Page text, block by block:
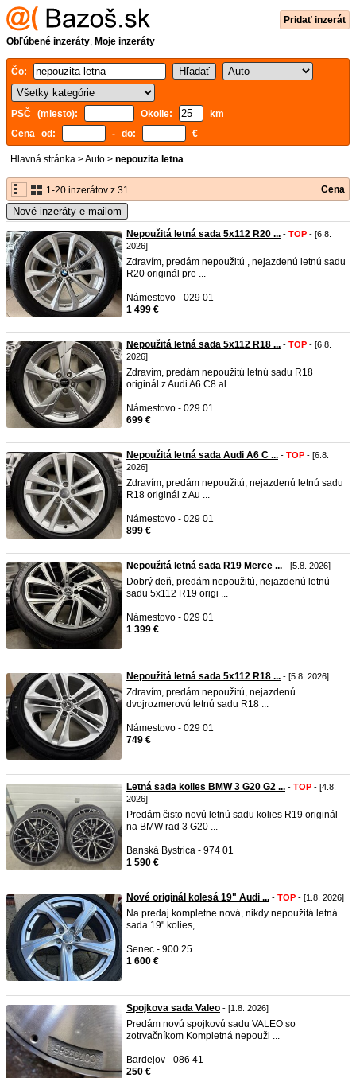
Pridať inzerát
Obľúbené inzeráty, Moje inzeráty
Čo:
PSČ (miesto): Okolie:
km
Cena od:
- do: €
Hlavná stránka >Auto > nepouzita letna
1-20 inzerátov z 31 Cena
Nové inzeráty e-mailom
Nepoužitá letná sada 5x112 R20 ... - TOP - [6.8.
2026]
Zdravím, predám nepoužitú , nejazdenú letnú sadu
R20 originál pre ...
Námestovo - 029 01
1 499 €
Nepoužitá letná sada 5x112 R18 ... - TOP - [6.8.
2026]
Zdravím, predám nepoužitú letnú sadu R18
originál z Audi A6 C8 al ...
Námestovo - 029 01
699 €
Nepoužitá letná sada Audi A6 C ... - TOP - [6.8.
2026]
Zdravím, predám nepoužitú, nejazdenú letnú sadu
R18 originál z Au ...
Námestovo - 029 01
899 €
Nepoužitá letná sada R19 Merce ... - [5.8. 2026]
Dobrý deň, predám nepoužitú, nejazdenú letnú
sadu 5x112 R19 origi ...
Námestovo - 029 01
1 399 €
Nepoužitá letná sada 5x112 R18 ... - [5.8. 2026]
Zdravím, predám nepoužitú, nejazdenú
dvojrozmerovú letnú sadu R18 ...
Námestovo - 029 01
749 €
Letná sada kolies BMW 3 G20 G2 ... - TOP - [4.8.
2026]
Predám čisto novú letnú sadu kolies R19 originál
na BMW rad 3 G20 ...
Banská Bystrica - 974 01
1 590 €
Nové originál kolesá 19" Audi ... - TOP - [1.8. 2026]
Na predaj kompletne nová, nikdy nepoužitá letná
sada 19" kolies, ...
Senec - 900 25
1 600 €
Spojkova sada Valeo - [1.8. 2026]
Predám novú spojkovú sadu VALEO so
zotrvačníkom Kompletná nepouži ...
Bardejov - 086 41
250 €